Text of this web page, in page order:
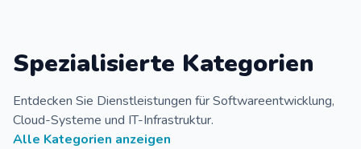
Spezialisierte Kategorien
Entdecken Sie Dienstleistungen für Softwareentwicklung,
Cloud-Systeme und IT-Infrastruktur.
Alle Kategorien anzeigen